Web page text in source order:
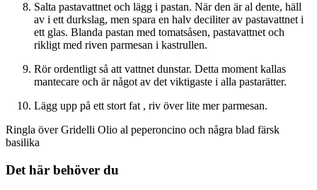
Salta pastavattnet och lägg i pastan. När den är al dente, häll
av i ett durkslag, men spara en halv deciliter av pastavattnet i
ett glas. Blanda pastan med tomatsåsen, pastavattnet och
rikligt med riven parmesan i kastrullen.
Rör ordentligt så att vattnet dunstar. Detta moment kallas
mantecare och är något av det viktigaste i alla pastarätter.
Lägg upp på ett stort fat , riv över lite mer parmesan.
Ringla över Gridelli Olio al peperoncino och några blad färsk
basilika
Det här behöver du